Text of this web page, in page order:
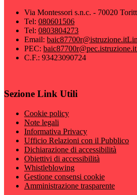
Via Montessori s.n.c. - 70020
Tel: 080601506
Tel: 0803804273
Email: baic87700r@istruzione.it
PEC: baic87700r@pec.istruzione.it
C.F.: 93423090724
Sezione Link Utili
Cookie policy
Note legali
Informativa Privacy
Ufficio Relazioni con il Pubblico
Dichiarazione di accessibilità
Obiettivi di accessibilità
Whistleblowing
Gestione consensi cookie
Amministrazione trasparente